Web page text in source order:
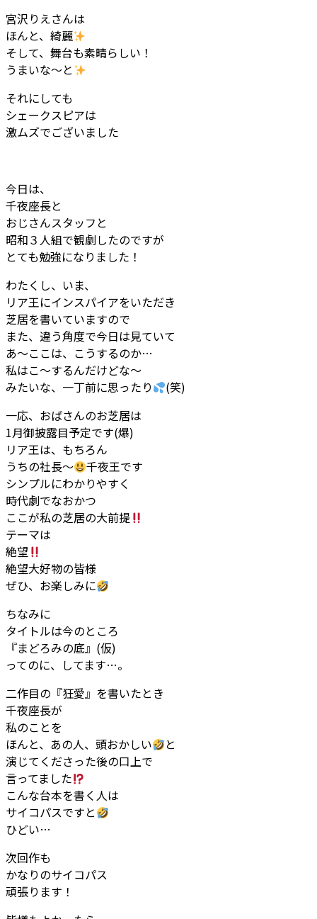
宮沢りえさんは
ほんと、綺麗
そして、舞台も素晴らしい！
うまいな～と
それにしても
シェークスピアは
激ムズでございました
今日は、
千夜座長と
おじさんスタッフと
昭和３人組で観劇したのですが
とても勉強になりました！
わたくし、いま、
リア王にインスパイアをいただき
芝居を書いていますので
また、違う角度で今日は見ていて
あ～ここは、こうするのか…
私はこ～するんだけどな～
みたいな、一丁前に思ったり
(笑)
一応、おばさんのお芝居は
1月御披露目予定です(爆)
リア王は、もちろん
うちの社長～
千夜王です
シンプルにわかりやすく
時代劇でなおかつ
ここが私の芝居の大前提
テーマは
絶望
絶望大好物の皆様
ぜひ、お楽しみに
ちなみに
タイトルは今のところ
『まどろみの底』(仮)
ってのに、してます…。
二作目の『狂愛』を書いたとき
千夜座長が
私のことを
ほんと、あの人、頭おかしい
と
演じてくださった後の口上で
言ってました
こんな台本を書く人は
サイコパスですと
ひどい…
次回作も
かなりのサイコパス
頑張ります！